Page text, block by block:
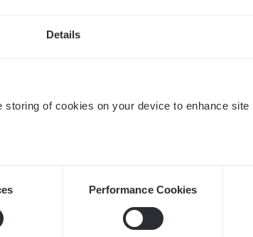
Details
of cookies on your device to enhance
Performance Cookies
Bro­ker Property